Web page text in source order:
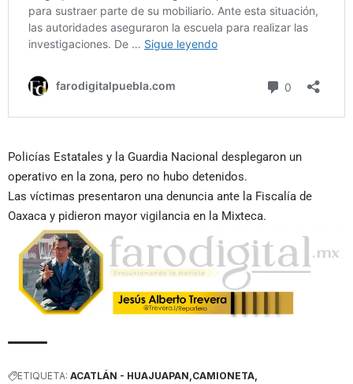
Policías Estatales y la Guardia Nacional desplegaron un
operativo en la zona, pero no hubo detenidos.
Las víctimas presentaron una denuncia ante la Fiscalía de
Oaxaca y pidieron mayor vigilancia en la Mixteca.
ETIQUETA: ACATLÁN - HUAJUAPAN CAMIONETA